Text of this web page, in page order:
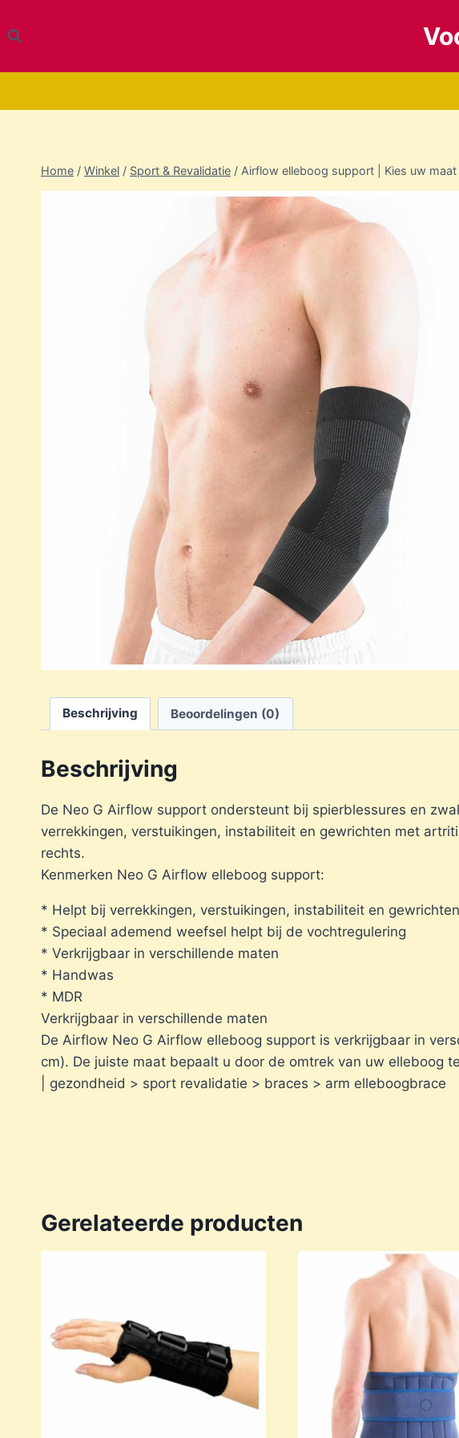
naar
Home / Winkel / Sport & Revalidatie / Airflow elleboog support | Kies uw
Beschrijving Beoordelingen (0)
Beschrijving
De Neo G Airflow support ondersteunt bij spierblessures en
verrekkingen, verstuikingen, instabiliteit en gewrichten met
rechts.
Kenmerken Neo G Airflow elleboog support:
* Helpt bij verrekkingen, verstuikingen, instabiliteit en
* Speciaal ademend weefsel helpt bij de vochtregulering
* Verkrijgbaar in verschillende maten
* Handwas
* MDR
Verkrijgbaar in verschillende maten
De Airflow Neo G Airflow elleboog support is verkrijgbaar in
cm). De juiste maat bepaalt u door de omtrek van uw elleboog
| gezondheid > sport revalidatie > braces > arm elleboogbrace
Gerelateerde producten